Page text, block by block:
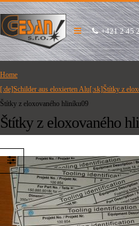
+421 2 45
Home
[:de]Schilder aus eloxierten Alu[:sk]Štítky z
Štítky z eloxovaného hliníku09
Štítky z eloxovaného